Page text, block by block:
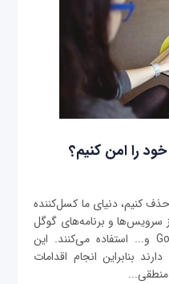
را امن کنیم؟
کنیم، دنیای ما کسل‌کننده
سرویس‌ها و برنامه‌های گوگل
مانند Google map، Google drive و... استفاده می‌کنند. این
بنابراین انجام اقدامات
منطقی...